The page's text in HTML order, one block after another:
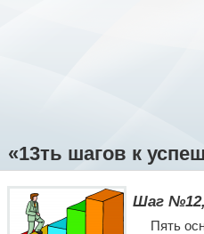
«13ть шагов к
Шаг
Пять